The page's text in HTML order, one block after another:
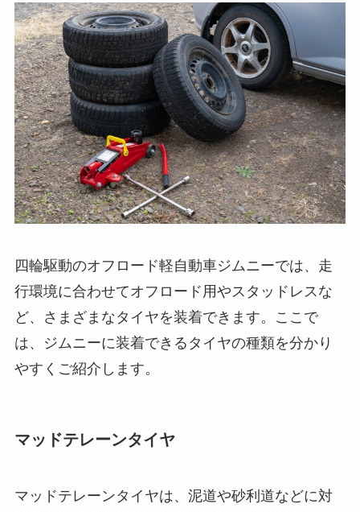
四輪駆動のオフロード軽自動車ジムニーでは、走
行環境に合わせてオフロード用やスタッドレスな
ど、さまざまなタイヤを装着できます。ここで
は、ジムニーに装着できるタイヤの種類を分かり
やすくご紹介します。
マッドテレーンタイヤ
マッドテレーンタイヤは、泥道や砂利道などに対